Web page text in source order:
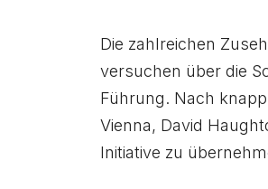
Die zahlreichen
versuchen über die
Führung. Nach
Vienna, David
Initiative zu